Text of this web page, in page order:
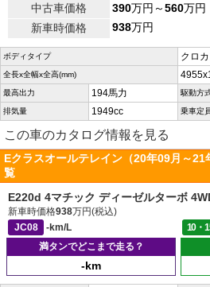
中古車価格
390万円～560万円
新車時価格
938万円
ボディタイプ クロ
全長x全幅x全高(mm)
最高出力 194馬力 駆動方
排気量 1949cc 乗車定
この車のカタログ情報を見る
Eクラスオールテレイン（20年09月～
覧
E220d 4マチック ディーゼルターボ
新車時価格938万円(税込)
JC08
-km/L 10・
満タンでどこまで走る？
-km